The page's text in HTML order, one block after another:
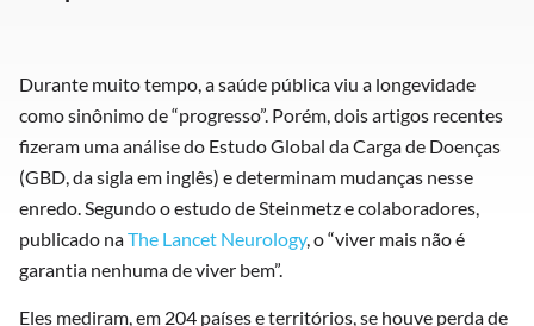
Durante muito tempo, a saúde pública viu a longevidade
como sinônimo de “progresso”. Porém, dois artigos recentes
fizeram uma análise do Estudo Global da Carga de Doenças
(GBD, da sigla em inglês) e determinam mudanças nesse
enredo. Segundo o estudo de Steinmetz e colaboradores,
publicado naThe Lancet Neurology, o “viver mais não é
garantia nenhuma de viver bem”.
Eles mediram, em 204 países e territórios, se houve perda de